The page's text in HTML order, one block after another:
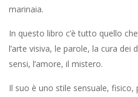
marinaia.
In questo libro c’è tutto quello
l’arte visiva, le parole, la cura
sensi, l’amore, il mistero.
Il suo è uno stile sensuale,